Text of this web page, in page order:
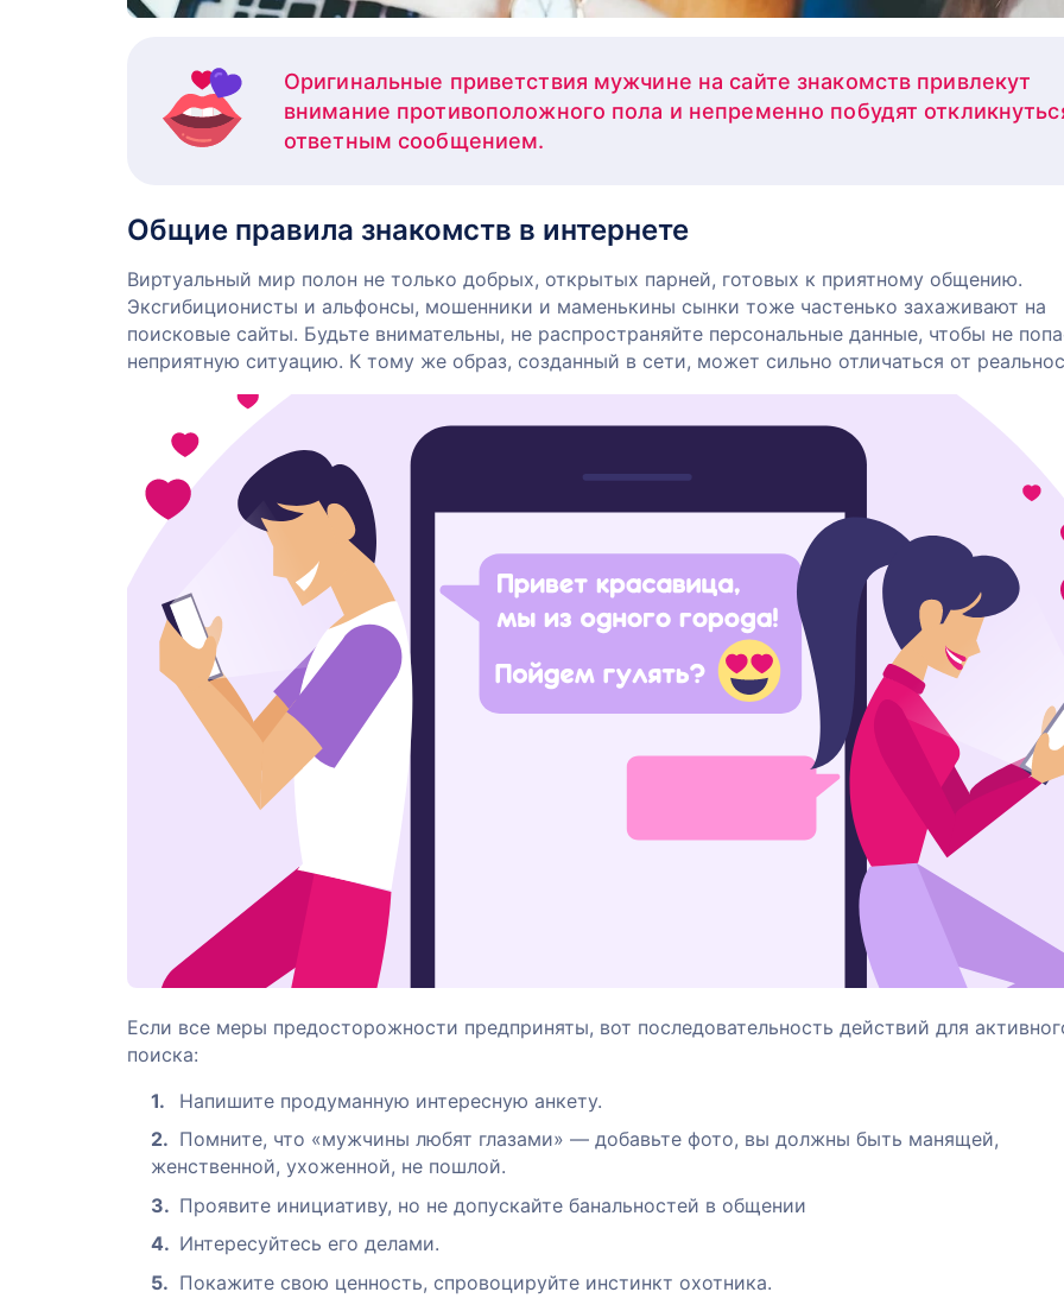
Оригинальные приветствия мужчине на сайте знакомств привлекут
внимание противоположного пола и непременно побудят
ответным сообщением.
Общие правила знакомств в интернете
Виртуальный мир полон не только добрых, открытых парней, готовых к приятному общению.
Эксгибиционисты и альфонсы, мошенники и маменькины сынки тоже частенько захаживают на
поисковые сайты. Будьте внимательны, не распространяйте персональные данные, чтобы не
неприятную ситуацию. К тому же образ, созданный в сети, может сильно отличаться от
Если все меры предосторожности предприняты, вот последовательность действий для
поиска:
Напишите продуманную интересную анкету.
Помните, что «мужчины любят глазами» — добавьте фото, вы должны быть манящей,
женственной, ухоженной, не пошлой.
Проявите инициативу, но не допускайте банальностей в общении
Интересуйтесь его делами.
Покажите свою ценность, спровоцируйте инстинкт охотника.